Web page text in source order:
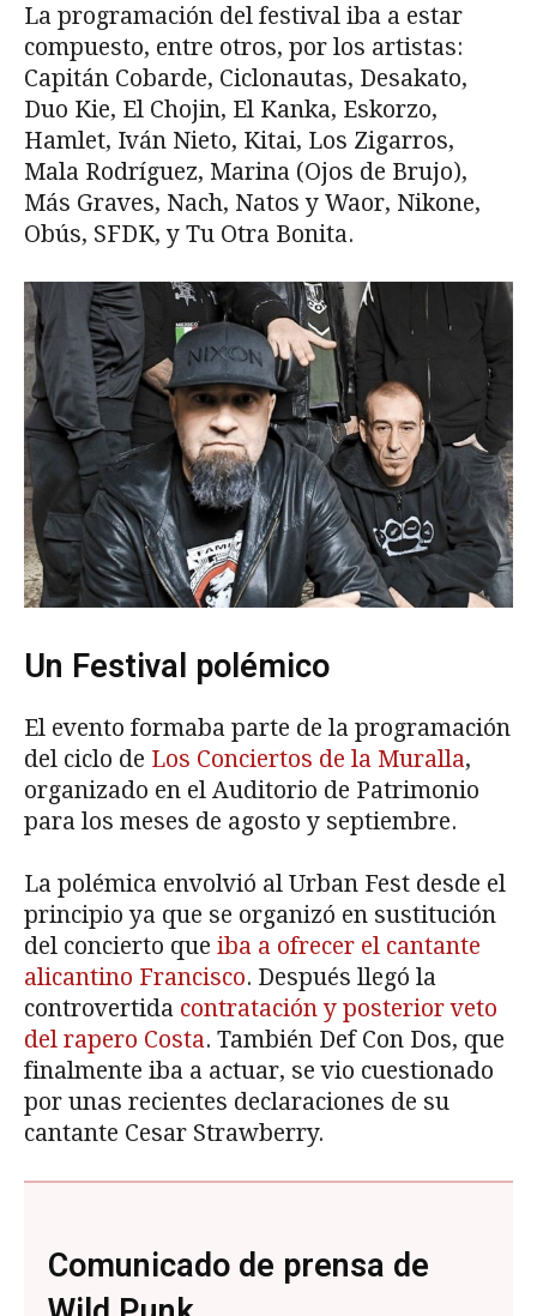
La programación del festival iba a estar
compuesto, entre otros, por los artistas:
Capitán Cobarde, Ciclonautas, Desakato,
Duo Kie, El Chojin, El Kanka, Eskorzo,
Hamlet, Iván Nieto, Kitai, Los Zigarros,
Mala Rodríguez, Marina (Ojos de Brujo),
Más Graves, Nach, Natos y Waor, Nikone,
Obús, SFDK, y Tu Otra Bonita.
Un Festival polémico
El evento formaba parte de la programación
del ciclo de Los Conciertos de la Muralla,
organizado en el Auditorio de Patrimonio
para los meses de agosto y septiembre.
La polémica envolvió al Urban Fest desde el
principio ya que se organizó en sustitución
del concierto que iba a ofrecer el cantante
alicantino Francisco. Después llegó la
controvertida contratación y posterior veto
del rapero Costa. También Def Con Dos, que
finalmente iba a actuar, se vio cuestionado
por unas recientes declaraciones de su
cantante Cesar Strawberry.
Comunicado de prensa de